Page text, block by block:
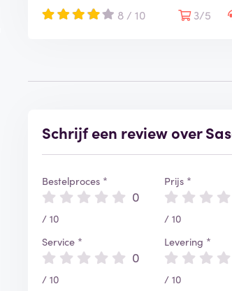
8 / 10 3/5
Schrijf een review over
Bestelproces *
0
/ 10
Service *
0
/ 10
Prijs *
/ 10
Levering *
/ 10